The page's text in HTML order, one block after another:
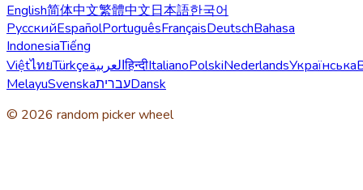
English简体中文繁體中文日本語한국어
РусскийEspañolPortuguêsFrançaisDeutschBahasa
IndonesiaTiếng
ViệtไทยTürkçeالعربيةहिन्दीItalianoPolskiNederlandsУкраїнська
MelayuSvenskaעבריתDansk
© 2026 random picker wheel